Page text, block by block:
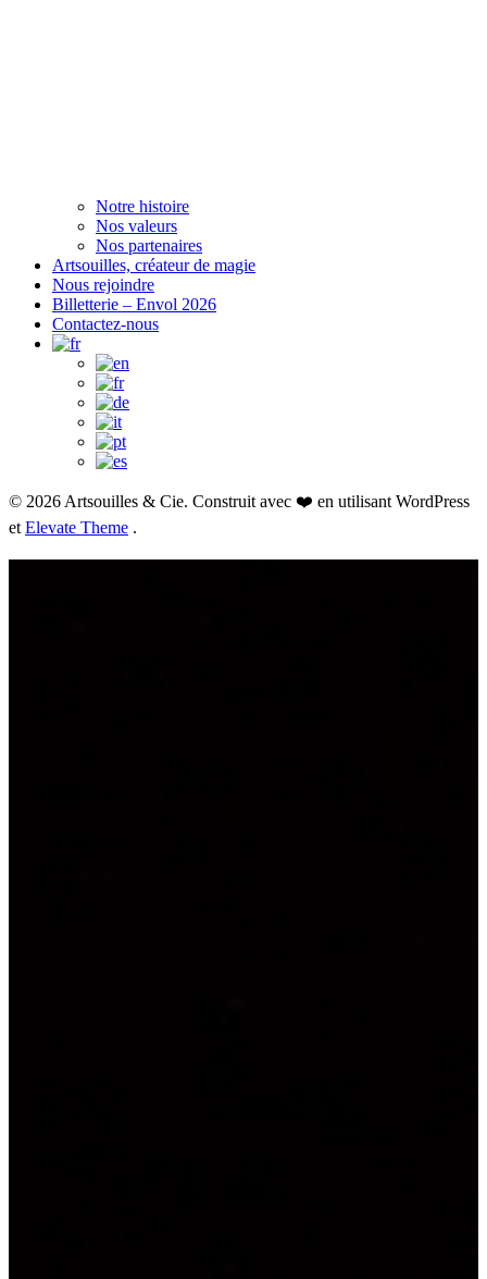
Notre histoire
Nos valeurs
Nos partenaires
Artsouilles, créateur de magie
Nous rejoindre
Billetterie – Envol 2026
Contactez-nous
© 2026 Artsouilles & Cie. Construit avec ❤️ en utilisant WordPress
et Elevate Theme .